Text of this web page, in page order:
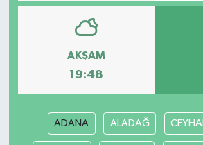
AKŞAM
19:48
ADANA ALADAĞ